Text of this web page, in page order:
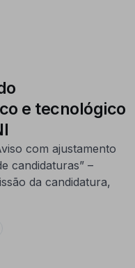
e tecnológico
com ajustamento
candidaturas” –
da candidatura,